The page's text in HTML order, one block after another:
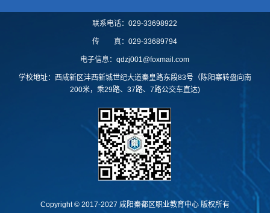
联系电话：029-33698922
传 真：029-33689794
电子信息：qdzj001@foxmail.com
学校地址：西咸新区沣西新城世纪大道秦皇路东段83号（陈阳寨转盘向南
200米，乘29路、37路、7路公交车直达)
Copyright © 2017-2027 咸阳秦都区职业教育中心 版权所有